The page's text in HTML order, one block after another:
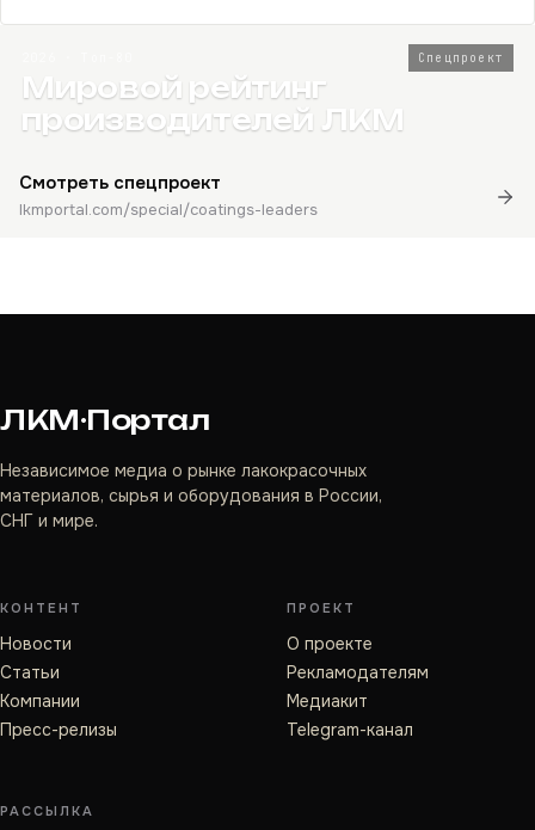
Спецпроект
Мировой рейтинг
производителей ЛКМ
Смотреть спецпроект
lkmportal.com/special/coatings-leaders
ЛКМ·Портал
Независимое медиа о рынке лакокрасочных
материалов, сырья и оборудования в России,
СНГ и мире.
КОНТЕНТ
Новости
Статьи
Компании
Пресс-релизы
ПРОЕКТ
О проекте
Рекламодателям
Медиакит
Telegram-канал
РАССЫЛКА